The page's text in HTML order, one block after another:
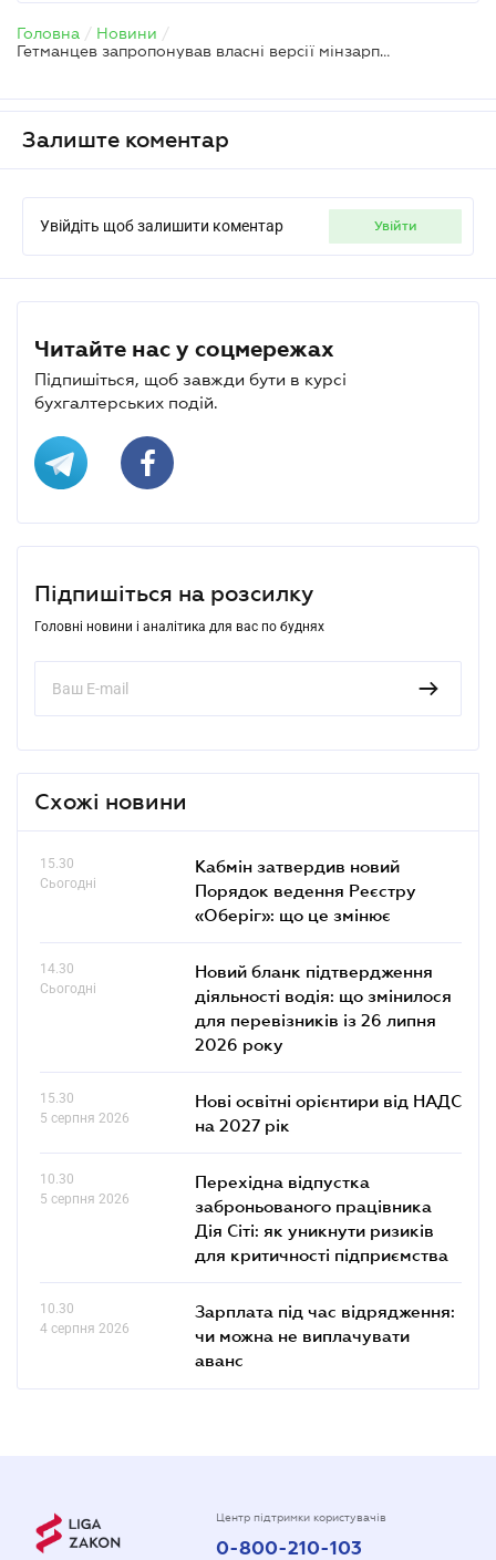
Головна / Новини /
Гетманцев запропонував власні версії мінзарплати на наступні три роки
Залиште коментар
Увійдіть щоб залишити коментар увійти
Читайте нас у соцмережах
Підпишіться, щоб завжди бути в курсі
бухгалтерських подій.
Підпишіться на розсилку
Головні новини і аналітика для вас по буднях
Схожі новини
15.30
Сьогодні
Кабмін затвердив новий
Порядок ведення Реєстру
«Оберіг»: що це змінює
14.30
Сьогодні
Новий бланк підтвердження
діяльності водія: що змінилося
для перевізників із 26 липня
2026 року
15.30
5 серпня 2026
Нові освітні орієнтири від НАДС
на 2027 рік
10.30
5 серпня 2026
Перехідна відпустка
заброньованого працівника
Дія Сіті: як уникнути ризиків
для критичності підприємства
10.30
4 серпня 2026
Зарплата під час відрядження:
чи можна не виплачувати
аванс
Центр підтримки користувачів
0-800-210-103